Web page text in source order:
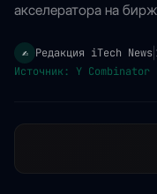
акселератора на
✍️ Редакция iTech News
Источник: Y Combinator